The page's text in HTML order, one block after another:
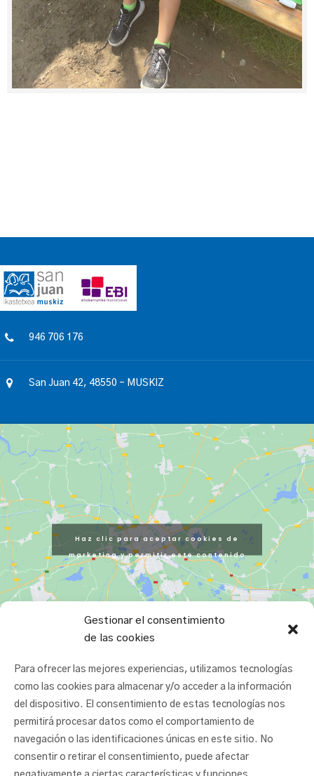
Gestionar el consentimiento
de las cookies
Para ofrecer las mejores experiencias, utilizamos tecnologías
como las cookies para almacenar y/o acceder a la información
del dispositivo. El consentimiento de estas tecnologías nos
permitirá procesar datos como el comportamiento de
navegación o las identificaciones únicas en este sitio. No
consentir o retirar el consentimiento, puede afectar
946 706 176
San Juan 42, 48550 – MUSKIZ
Haz clic para aceptar cookies de
marketing y permitir este contenido